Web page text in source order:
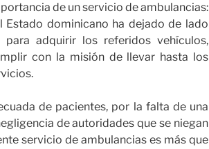
de un servicio de ambulancias:
Estado dominicano ha dejado de lado
adquirir los referidos vehículos,
con la misión de llevar hasta los
de pacientes, por la falta de una
de autoridades que se niegan
servicio de ambulancias es más que